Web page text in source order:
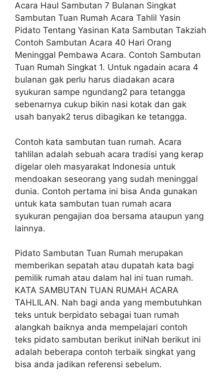
Acara Haul Sambutan 7 Bulanan Singkat
Sambutan Tuan Rumah Acara Tahlil Yasin
Pidato Tentang Yasinan Kata Sambutan Takziah
Contoh Sambutan Acara 40 Hari Orang
Meninggal Pembawa Acara. Contoh Sambutan
Tuan Rumah Singkat 1. Untuk ngadain acara 4
bulanan gak perlu harus diadakan acara
syukuran sampe ngundang2 para tetangga
sebenarnya cukup bikin nasi kotak dan gak
usah banyak2 terus dibagikan ke tetangga.
Contoh kata sambutan tuan rumah. Acara
tahlilan adalah sebuah acara tradisi yang kerap
digelar oleh masyarakat Indonesia untuk
mendoakan seseorang yang sudah meninggal
dunia. Contoh pertama ini bisa Anda gunakan
untuk kata sambutan tuan rumah acara
syukuran pengajian doa bersama ataupun yang
lainnya.
Pidato Sambutan Tuan Rumah merupakan
memberikan sepatah atau dupatah kata bagi
pemilik rumah atau dalam hal ini tuan rumah.
KATA SAMBUTAN TUAN RUMAH ACARA
TAHLILAN. Nah bagi anda yang membutuhkan
teks untuk berpidato sebagai tuan rumah
alangkah baiknya anda mempelajari contoh
teks pidato sambutan berikut iniNah berikut ini
adalah beberapa contoh terbaik singkat yang
bisa anda jadikan referensi sebelum.